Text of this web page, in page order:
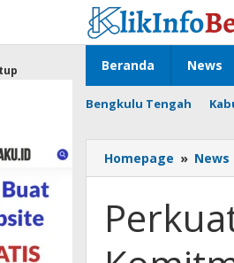
konten
Beranda News
Bengkulu Tengah
Homepage » News